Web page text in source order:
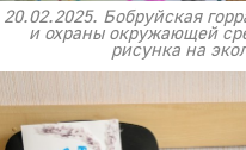
20.02.2025. Бобруйская
и охраны окружающей
рисунка на